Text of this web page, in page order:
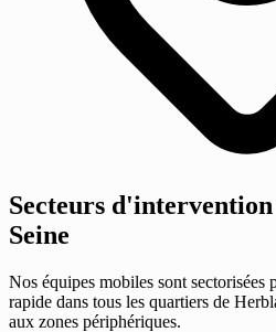
Secteurs
Seine
Nos équipes mobiles sont
rapide dans tous les quartiers de
aux zones périphériques.